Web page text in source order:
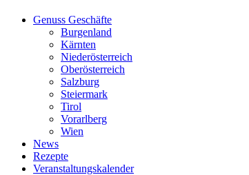
Genuss Geschäfte
Burgenland
Kärnten
Niederösterreich
Oberösterreich
Salzburg
Steiermark
Tirol
Vorarlberg
Wien
News
Rezepte
Veranstaltungskalender